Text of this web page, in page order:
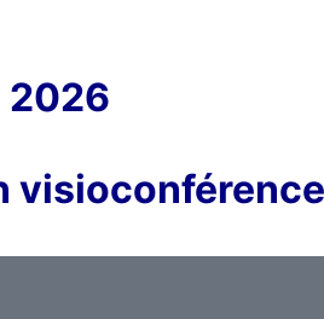
2026